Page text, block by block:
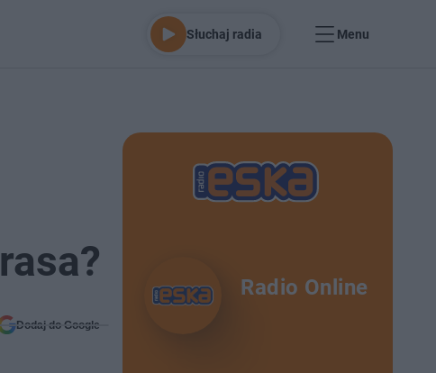
Słuchaj radia Menu
Dodaj do Google
Radio Online